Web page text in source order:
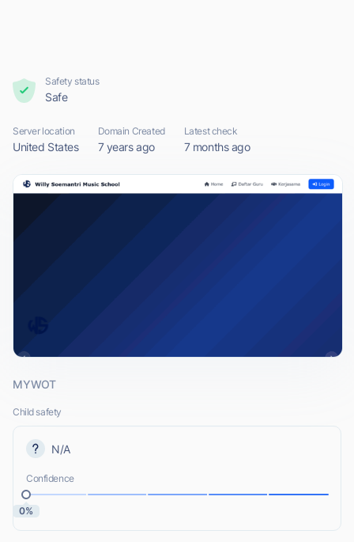
Safety status
Safe
Server location
United States
Domain Created
7 years ago
Latest check
7 months ago
MYWOT
Child safety
N/A
Confidence
0%